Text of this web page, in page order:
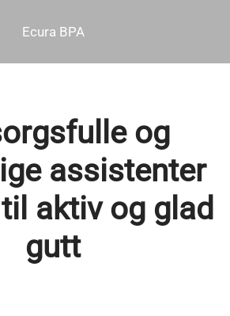
Ecura BPA
og
assistenter
aktiv og glad
gutt